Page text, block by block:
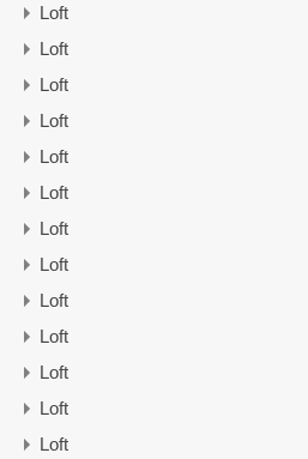
Loft
Loft
Loft
Loft
Loft
Loft
Loft
Loft
Loft
Loft
Loft
Loft
Loft